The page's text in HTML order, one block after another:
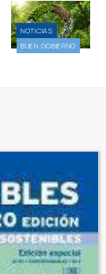
NOTICIAS
BUEN GOBIERNO